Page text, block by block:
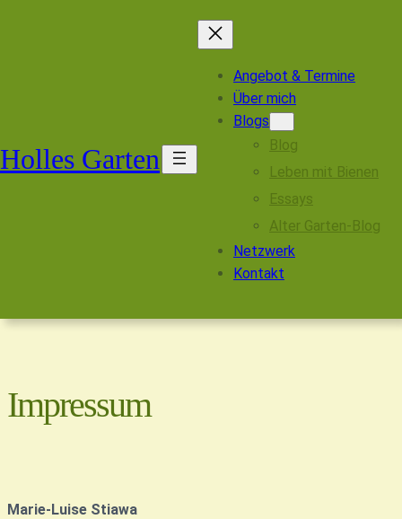
Holles Garten
Angebot & Termine
Über mich
Blogs
Blog
Leben mit Bienen
Essays
Alter Garten-Blog
Netzwerk
Kontakt
Impressum
Marie-Luise Stiawa